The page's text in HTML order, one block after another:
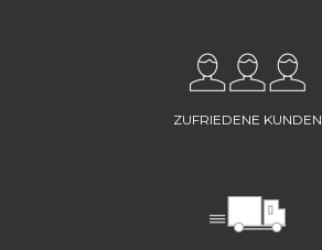
ZUFRIEDENE KUNDEN